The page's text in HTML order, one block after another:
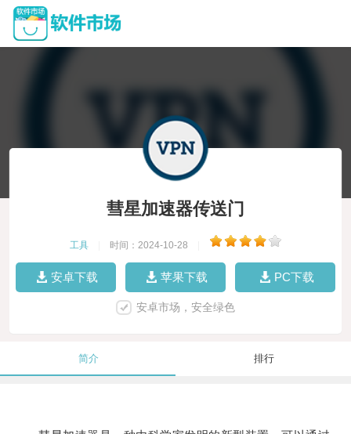
彗星加速器传送门
工具 时间：2024-10-28
安卓下载 苹果下载 PC下载
安卓市场，安全绿色
简介 排行